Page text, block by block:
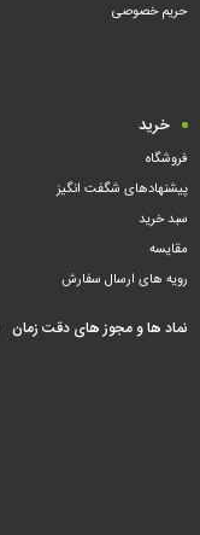
حریم خصوصی
خرید
فروشگاه
پیشنهادهای شگفت انگیز
سبد خرید
مقایسه
رویه های ارسال سفارش
نماد ها و مجوز های دقت زمان